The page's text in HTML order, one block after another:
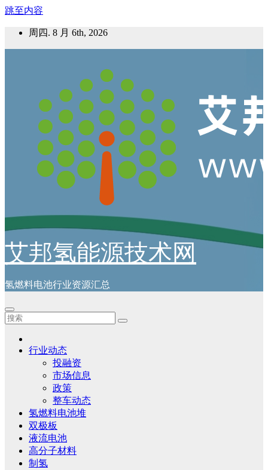
跳至内容
周四. 8 月 6th, 2026
艾邦氢能源技术网
氢燃料电池行业资源汇总
行业动态
投融资
市场信息
政策
整车动态
氢燃料电池堆
双极板
液流电池
高分子材料
制氢